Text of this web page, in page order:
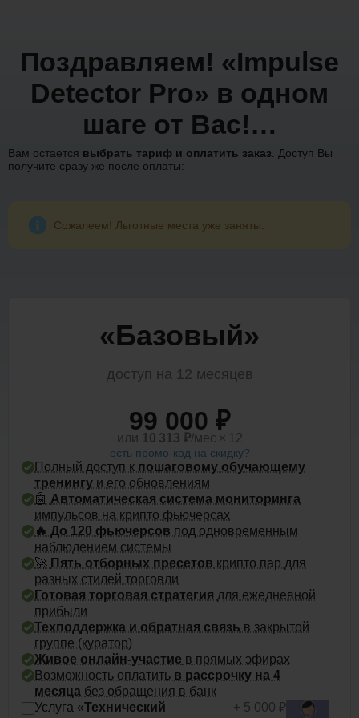
Поздравляем! «Impulse
Detector Pro» в одном
шаге от Вас!…
Вам остается выбрать тариф и оплатить заказ . Доступ Вы
получите сразу же после оплаты:
Сожалеем! Льготные места уже заняты.
«Базовый»
доступ на 12 месяцев
99 000 ₽
или 10 313 ₽/мес × 12
есть промо-код на скидку?
Полный доступ к пошаговому обучающему
тренингу и его обновлениям
🤖 Автоматическая система мониторинга
импульсов на крипто фьючерсах
🔥 До 120 фьючерсов под одновременным
наблюдением системы
🚀 Пять отборных пресетов крипто пар для
разных стилей торговли
Готовая торговая стратегия для ежедневной
прибыли
Техподдержка и обратная связь в закрытой
группе (куратор)
Живое онлайн-участие в прямых эфирах
Возможность оплатить в рассрочку на 4
месяца без обращения в банк
Услуга «Технический
+ 5 000 ₽